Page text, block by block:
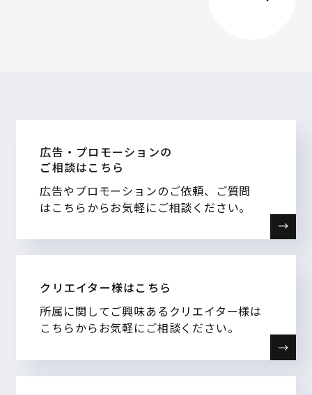
広告・プロモーションの
ご相談はこちら
広告やプロモーションのご依頼、ご質問
はこちらからお気軽にご相談ください。
クリエイター様はこちら
所属に関してご興味あるクリエイター様は
こちらからお気軽にご相談ください。